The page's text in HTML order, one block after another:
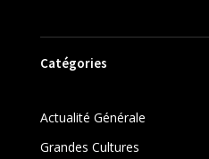
Catégories
Actualité Générale
Grandes Cultures